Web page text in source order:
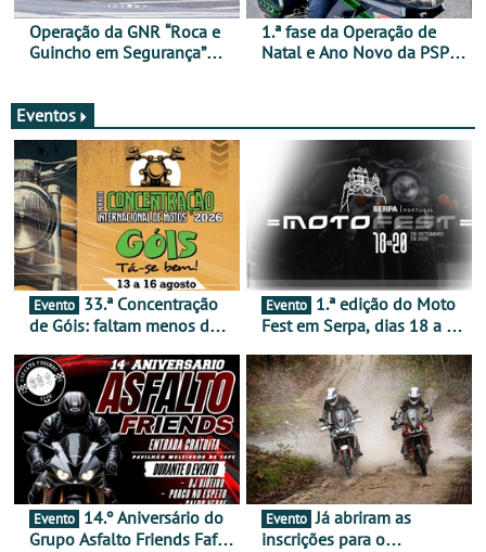
Operação da GNR “Roca e
Guincho em Segurança”
1.ª fase da Operação de
Natal e Ano Novo da PSP e
Eventos
Evento
de Góis: faltam menos de
16 de agosto
Evento
Fest em Serpa, dias 18 a 20
duas rodas invade o Baixo
Alentejo
Evento
Grupo Asfalto Friends Fafe,
Evento Já abriram as
inscrições para o